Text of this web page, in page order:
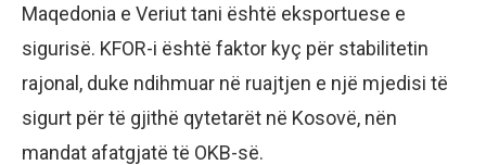
Maqedonia e Veriut tani është eksportuese e
sigurisë. KFOR-i është faktor kyç për stabilitetin
rajonal, duke ndihmuar në ruajtjen e një mjedisi të
sigurt për të gjithë qytetarët në Kosovë, nën
mandat afatgjatë të OKB-së.